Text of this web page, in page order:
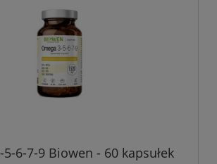
5-6-7-9 Biowen - 60 kapsułek